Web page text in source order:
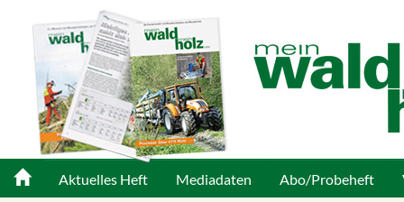
Aktuelles Heft Mediadaten Abo/Probeheft